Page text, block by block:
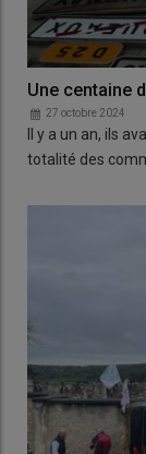
Une centaine
27 octobre 2024
Il y a un an, ils
totalité des